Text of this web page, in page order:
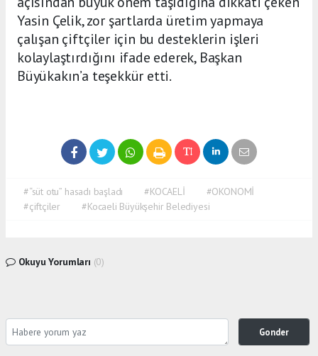
Yasin Çelik, zor şartlarda üretim yapmaya
çalışan çiftçiler için bu desteklerin işleri
kolaylaştırdığını ifade ederek, Başkan
Büyükakın’a teşekkür etti.
#“süt otu” hasadı başladı #KOCAELİ
#OKONOMİ
#çiftçiler
#Kocaeli Büyükşehir Belediyesi
Okuyu Yorumları (0)
Gonder